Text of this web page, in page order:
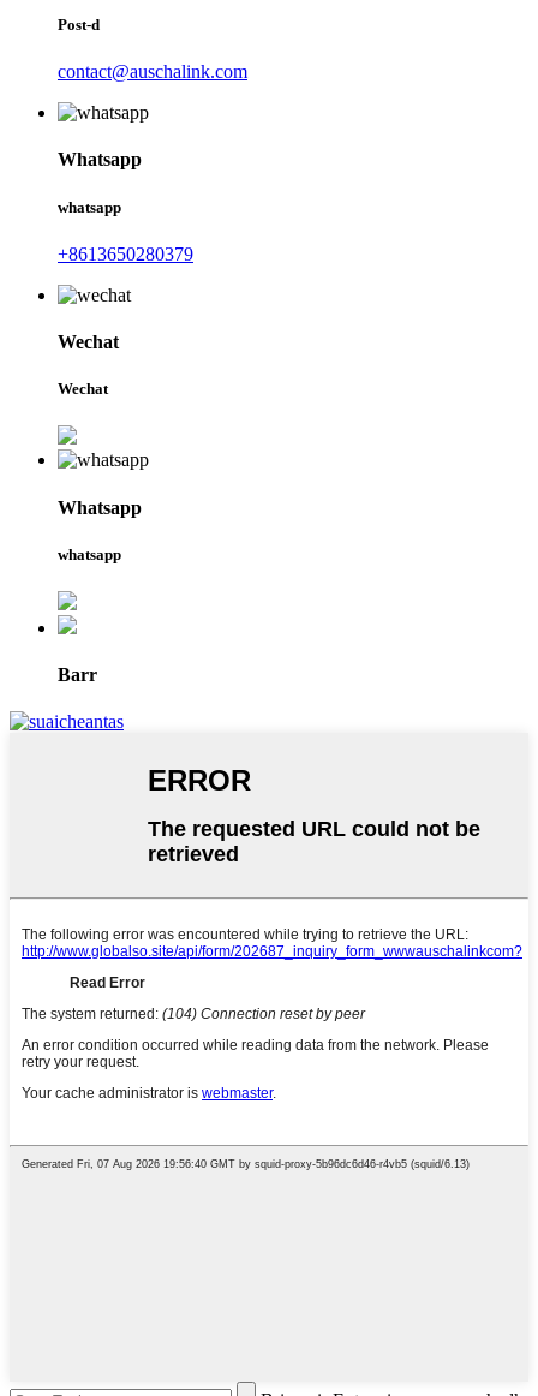
Post-d
contact@auschalink.com
Whatsapp
whatsapp
+8613650280379
Wechat
Wechat
Whatsapp
whatsapp
Barr